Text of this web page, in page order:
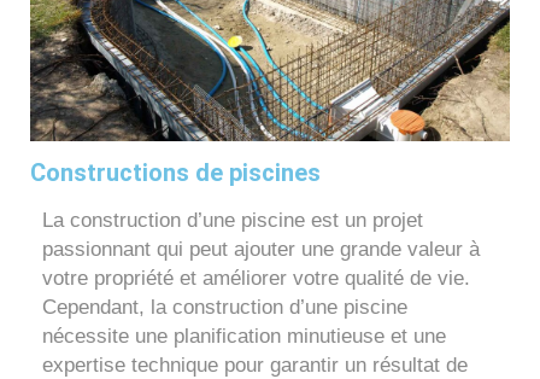
Constructions de piscines
La construction d’une piscine est un projet
passionnant qui peut ajouter une grande valeur à
votre propriété et améliorer votre qualité de vie.
Cependant, la construction d’une piscine
nécessite une planification minutieuse et une
expertise technique pour garantir un résultat de